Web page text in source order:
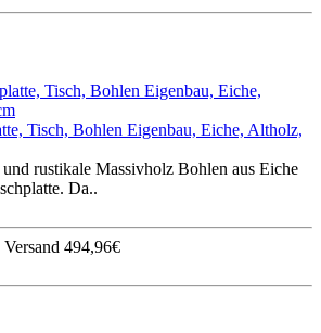
Tisch, Bohlen Eigenbau, Eiche, Altholz,
rustikale Massivholz Bohlen aus Eiche
Da..
494,96€